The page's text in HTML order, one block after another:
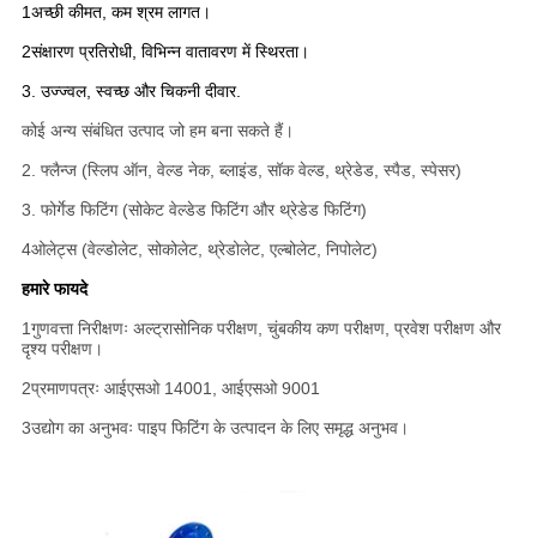
1अच्छी कीमत, कम श्रम लागत।
2संक्षारण प्रतिरोधी, विभिन्न वातावरण में स्थिरता।
3. उज्ज्वल, स्वच्छ और चिकनी दीवार.
कोई अन्य संबंधित उत्पाद जो हम बना सकते हैं।
2. फ्लैन्ज (स्लिप ऑन, वेल्ड नेक, ब्लाइंड, सॉक वेल्ड, थ्रेडेड, स्पैड, स्पेसर)
3. फोर्गेड फिटिंग (सोकेट वेल्डेड फिटिंग और थ्रेडेड फिटिंग)
4ओलेट्स (वेल्डोलेट, सोकोलेट, थ्रेडोलेट, एल्बोलेट, निपोलेट)
हमारे फायदे
1गुणवत्ता निरीक्षणः अल्ट्रासोनिक परीक्षण, चुंबकीय कण परीक्षण, प्रवेश परीक्षण और
दृश्य परीक्षण।
2प्रमाणपत्रः आईएसओ 14001, आईएसओ 9001
3उद्योग का अनुभवः पाइप फिटिंग के उत्पादन के लिए समृद्ध अनुभव।